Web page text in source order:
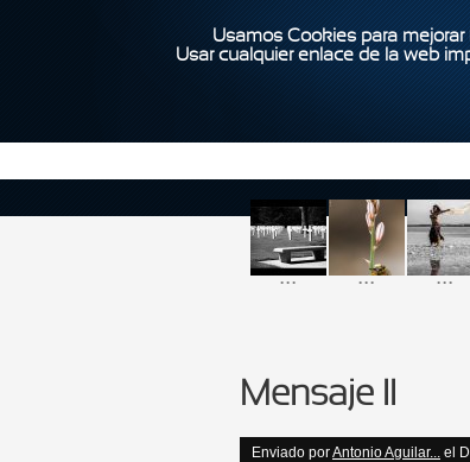
Usamos Cookies para
Usar cualquier enlace de la web
... ... ...
Mensaje II
Enviado porAntonio Aguilar... el